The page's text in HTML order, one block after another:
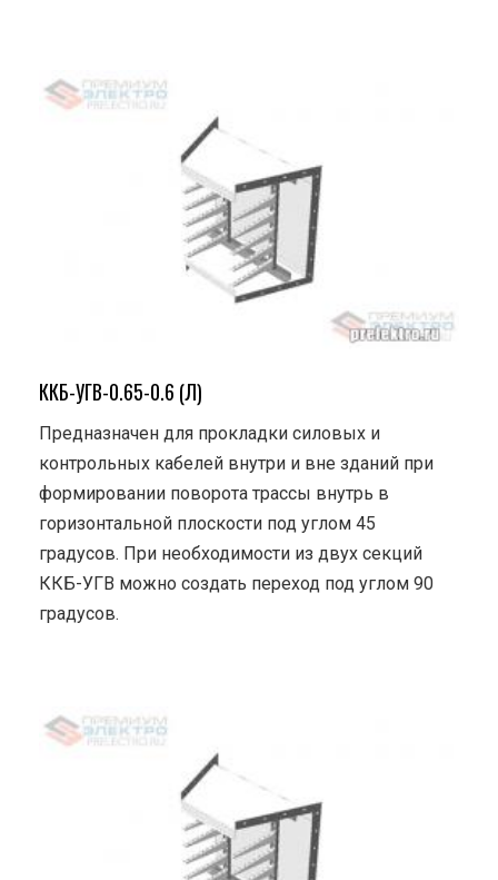
ККБ-УГВ-0.65-0.6 (Л)
Предназначен для прокладки силовых и
контрольных кабелей внутри и вне зданий при
формировании поворота трассы внутрь в
горизонтальной плоскости под углом 45
градусов. При необходимости из двух секций
ККБ-УГВ можно создать переход под углом 90
градусов.